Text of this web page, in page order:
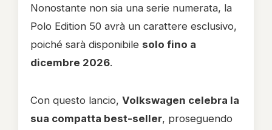
Nonostante non sia una serie numerata, la
Polo Edition 50 avrà un carattere esclusivo,
poiché sarà disponibile solo fino a
dicembre 2026.
Con questo lancio, Volkswagen celebra la
sua compatta best-seller, proseguendo